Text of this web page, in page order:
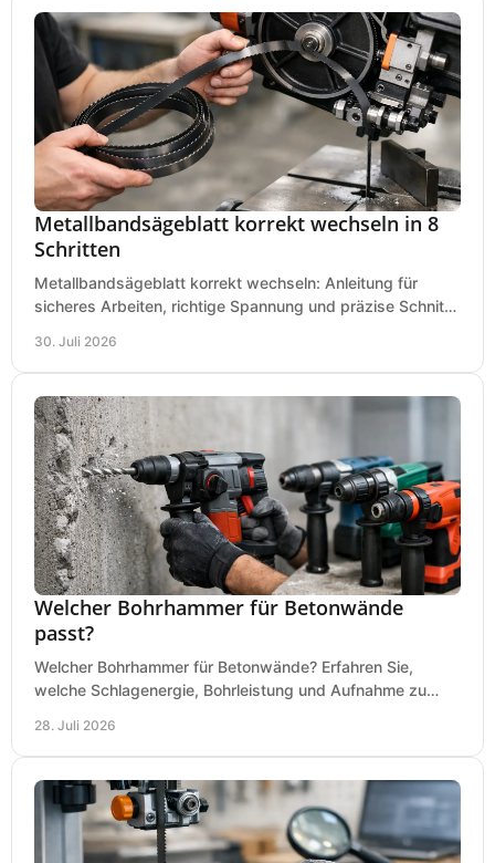
Metallbandsägeblatt korrekt wechseln in 8
Schritten
Metallbandsägeblatt korrekt wechseln: Anleitung für
sicheres Arbeiten, richtige Spannung und präzise Schnitte
30. Juli 2026
Welcher Bohrhammer für Betonwände
passt?
Welcher Bohrhammer für Betonwände? Erfahren Sie,
welche Schlagenergie, Bohrleistung und Aufnahme zu
28. Juli 2026